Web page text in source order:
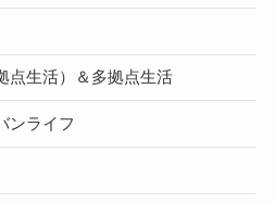
点生活）＆多拠点生活
ンライフ